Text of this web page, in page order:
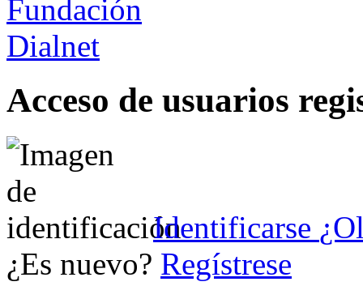
Acceso de usuarios
Identificarse
¿Es nuevo? Regístrese